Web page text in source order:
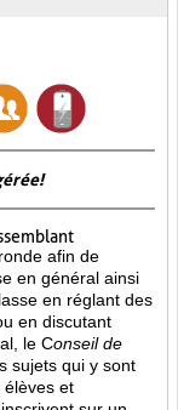
ronde afin de
en général ainsi
en réglant des
en discutant
le Conseil de
sujets qui y sont
élèves et